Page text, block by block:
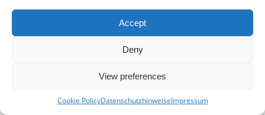
Accept
Deny
View preferences
Cookie PolicyDatenschutzhinweiseImpressum
Copyright © 2017 Berlin-Deutsche Diözese - Alle Rechte
vorbehalten